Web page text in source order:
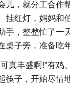
儿，就分工合作
挂红灯，妈妈和
手，整整忙了一
桌子旁，准备吃
真丰盛啊!”有鸡
筷子，开始尽情